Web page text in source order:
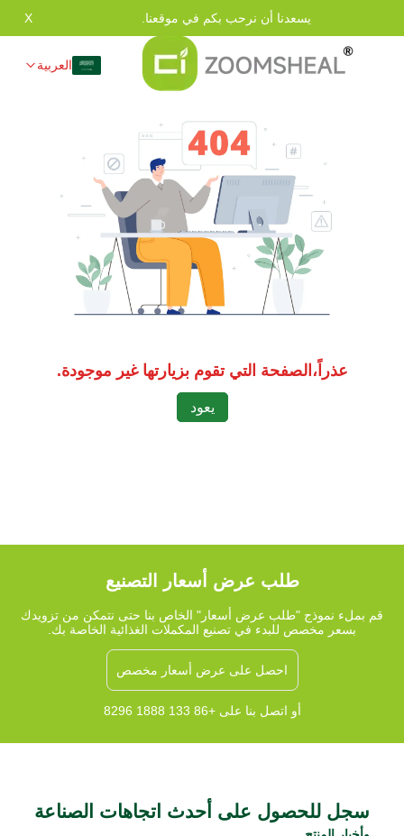
يسعدنا أن نرحب بكم في موقعنا. X
العربية
عذراً،الصفحة التي تقوم بزيارتها غير موجودة.
يعود
طلب عرض أسعار التصنيع
قم بملء نموذج "طلب عرض أسعار" الخاص بنا حتى نتمكن من تزويدك
بسعر مخصص للبدء في تصنيع المكملات الغذائية الخاصة بك.
احصل على عرض أسعار مخصص
أو اتصل بنا على +86 133 1888 8296
سجل للحصول على أحدث اتجاهات الصناعة